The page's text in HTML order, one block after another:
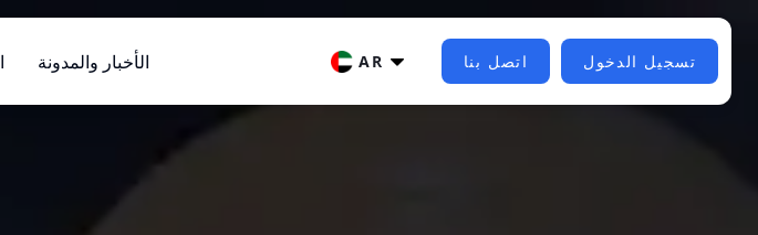
الأخبار والمدونة AR اتصل بنا تسجيل الدخول